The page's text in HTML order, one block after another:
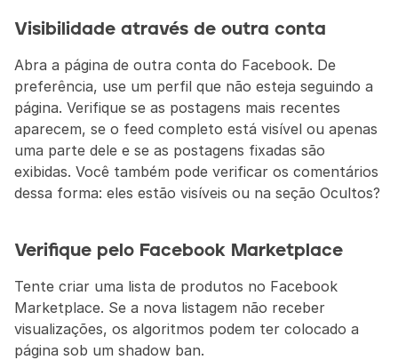
Visibilidade através de outra conta
Abra a página de outra conta do Facebook. De
preferência, use um perfil que não esteja seguindo a
página. Verifique se as postagens mais recentes
aparecem, se o feed completo está visível ou apenas
uma parte dele e se as postagens fixadas são
exibidas. Você também pode verificar os comentários
dessa forma: eles estão visíveis ou na seção Ocultos?
Verifique pelo Facebook Marketplace
Tente criar uma lista de produtos no Facebook
Marketplace. Se a nova listagem não receber
visualizações, os algoritmos podem ter colocado a
página sob um shadow ban.